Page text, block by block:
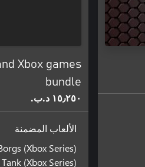
Xbox games
bundle
١٥٫٢٥٠ د.ب.‏
الألعاب المضمنة
(Xbox Series)
(Xbox Series)